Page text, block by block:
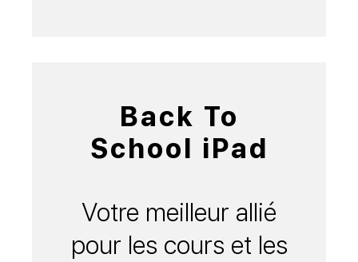
Back To
School iPad
Votre meilleur allié
pour les cours et les